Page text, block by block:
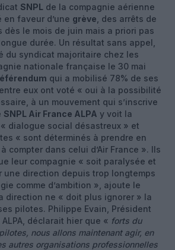
SNPL de la compagnie aérienne
en faveur d’une grève , des arrêts de
dès le mois de juin mais a priori pas
durée. Un résultat sans appel,
du syndicat majoritaire chez les
nationale française le 30 mai
qui a mobilisé 78% de ses
eux ont voté « oui à la possibilité
à un mouvement qui s’inscrive
SNPL Air France ALPA y voit la
dialogue social désastreux » et
« sont déterminés à prendre en
compter dans celui d’Air France ». Ils
leur compagnie « soit paralysée et
une direction depuis trop longtemps
comme d’ambition », ajoute le
direction ne « doit plus ignorer » la
pilotes. Philippe Evain, Président
ALPA, déclarait hier que « forts du
nous allons maintenant agir, en
autres organisations professionnelles